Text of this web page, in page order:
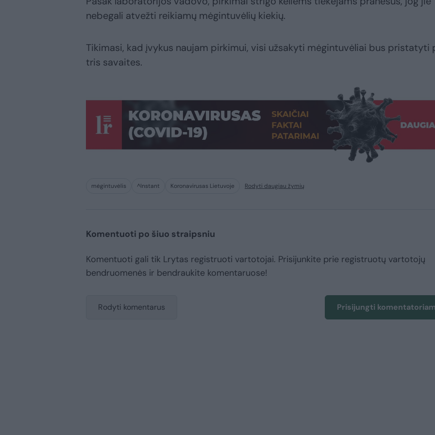
nebegali atvežti reikiamų mėgintuvėlių kiekių.
Tikimasi, kad įvykus naujam pirkimui, visi užsakyti mėgintuvėliai bus pristatyti
tris savaites.
mėgintuvėlis ^Instant Koronavirusas Lietuvoje Rodyti daugiau žymių
Komentuoti po šiuo straipsniu
Komentuoti gali tik Lrytas registruoti vartotojai. Prisijunkite prie registruotų vartotojų
bendruomenės ir bendraukite komentaruose!
Rodyti komentarus Prisijungti